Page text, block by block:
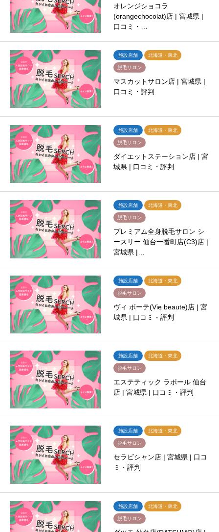
オレンジショコラ
(orangechocolat)店 | 宮城県 |
口コミ・…
施設店舗 北海道・東北
脱毛サロン
マスカットサロン店 | 宮城県 |
口コミ・評判
施設店舗 北海道・東北
脱毛サロン
ダイエットステーション店 | 宮
城県 | 口コミ・評判
施設店舗 北海道・東北
脱毛サロン
プレミアム全身脱毛サロン シ
ースリー 仙台一番町店(C3)店 |
宮城県 |…
施設店舗 北海道・東北
脱毛サロン
ヴィ ボーテ(Vie beaute)店 | 宮
城県 | 口コミ・評判
施設店舗 北海道・東北
脱毛サロン
エステティック ラポール 仙台
店 | 宮城県 | 口コミ・評判
施設店舗 北海道・東北
脱毛サロン
セラビシャン店 | 宮城県 | 口コ
ミ・評判
施設店舗 北海道・東北
脱毛サロン